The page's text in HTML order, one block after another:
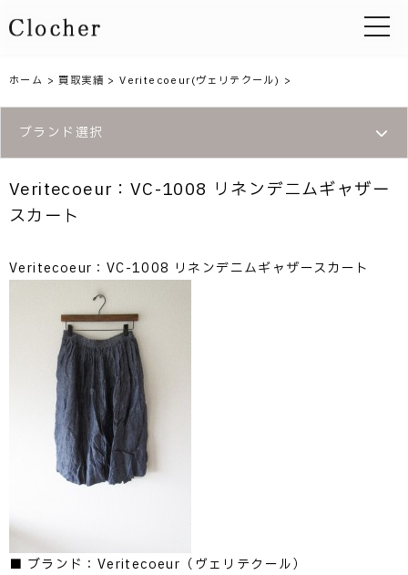
toggle
ホーム >買取実績 >Veritecoeur(ヴェリテクール) >
ブランド選択
Veritecoeur：VC-1008 リネンデニムギャザー
スカート
Veritecoeur：VC-1008 リネンデニムギャザースカート
■ ブランド：Veritecoeur（ヴェリテクール）